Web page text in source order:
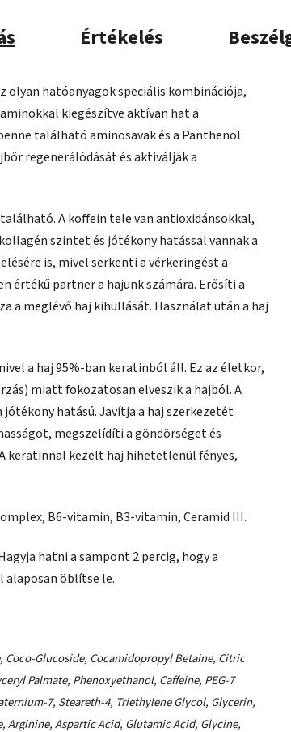
Értékelés
olyan hatóanyagok speciális kombinációja,
kiegészítve aktívan hat a
található aminosavak és a Panthenol
regenerálódását és aktiválják a
található. A koffein tele van antioxidánsokkal,
szintet és jótékony hatással vannak a
is, mivel serkenti a vérkeringést a
értékű partner a hajunk számára. Erősíti a
a meglévő haj kihullását. Használat után a haj
a haj 95%-ban keratinból áll. Ez az életkor,
miatt fokozatosan elveszik a hajból. A
hatású. Javítja a haj szerkezetét
megszelídíti a göndörséget és
keratinnal kezelt haj hihetetlenül fényes,
B6-vitamin, B3-vitamin, Ceramid III.
hatni a sampont 2 percig, hogy a
alaposan öblítse le.
Glucoside, Cocamidopropyl Betaine, Citric
Palmate, Phenoxyethanol, Caffeine, PEG-7
7, Steareth-4, Triethylene Glycol, Glycerin,
Aspartic Acid, Glutamic Acid, Glycine,